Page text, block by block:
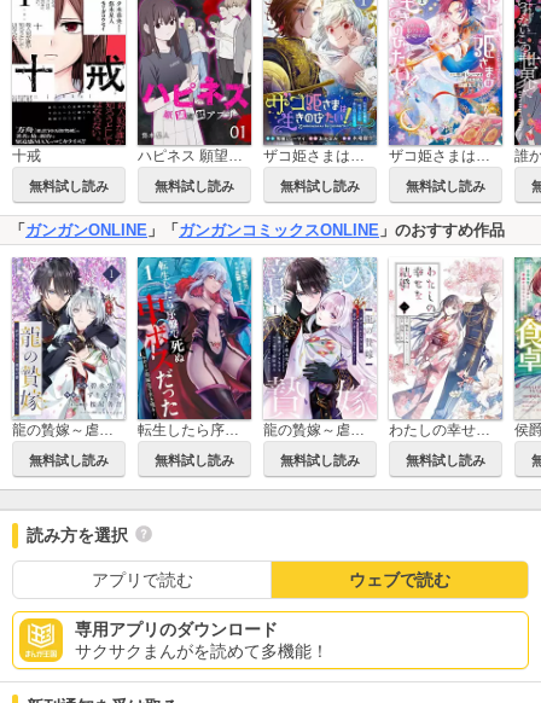
十戒
無料試し読み
ハピネス 願望成就アプリ
無料試し読み
ザコ姫さまは生きのびたい！～処刑の危機は、姫プレイで乗り切ります～【分冊版】
無料試し読み
ザコ姫さまは生きのびたい！～処刑の危機は、姫プレイで乗り切ります～
無料試し読み
「 ガンガンONLINE 」「 ガンガンコミックスONLINE 」のおすすめ作品
龍の贄嫁～虐げられた少女は運命の番として愛される～【分冊版】
無料試し読み
転生したら序盤で死ぬ中ボスだった－ヒロイン眷属化で生き残る－
無料試し読み
龍の贄嫁～虐げられた少女は運命の番として愛される～
無料試し読み
わたしの幸せな結婚
無料試し読み
読み方を選択
アプリで読む ウェブで読む
専用アプリのダウンロード
サクサクまんがを読めて多機能！